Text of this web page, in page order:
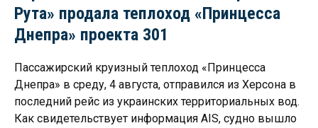
Рута» продала теплоход «Принцесса
Днепра» проекта 301
Пассажирский круизный теплоход «Принцесса
Днепра» в среду, 4 августа, отправился из Херсона в
последний рейс из украинских территориальных вод.
Как свидетельствует информация AIS, судно вышло